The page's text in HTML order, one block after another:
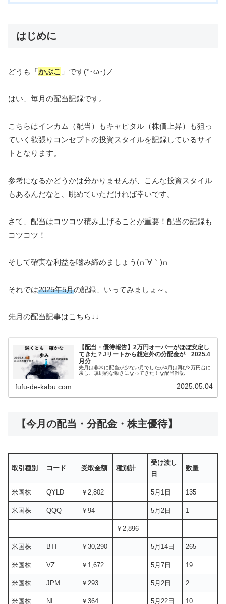
はじめに
どうも「かぶこ 」です(*･ω･)ノ
はい、毎月の配当記録です。
こちらはインカム（配当）もキャピタル（株価上昇）も狙っ
ていく欲張りコンセプトの投資スタイルを記録しているサイ
トとなります。
参考になるかどうかは分かりませんが、こんな投資スタイル
もあるんだなと、眺めていただければ幸いです。
さて、配当はコツコツ積み上げることが重要！配当の記録も
コツコツ！
そして確実な利益を嚙み締めましょう(∩´∀｀)∩
それでは2025年5月の記録、いってみましょ～。
先月の配当記事はこちら↓↓
【配当・優待報告】2万円オーバーがほぼ安定し
てきた？Jリートから想定外の分配金が 2025.4
月分
先月は非常に配当が少ない月でしたが4月は再び2万円台に
戻し、規則的な動きになってきた！な配当雑記
fufu-de-kabu.com 2025.05.04
【今月の配当・分配金・株主優待】
取引種別 コード 受取金額 種別計
受け渡し
日
数量
米国株 QYLD ￥2,802 5月1日 135
米国株 QQQ ￥94 5月2日 1
￥2,896
米国株 BTI ￥30,290 5月14日 265
米国株 VZ ￥1,672 5月7日 19
米国株 JPM ￥293 5月2日 2
米国株 NI ￥364 5月22日 10